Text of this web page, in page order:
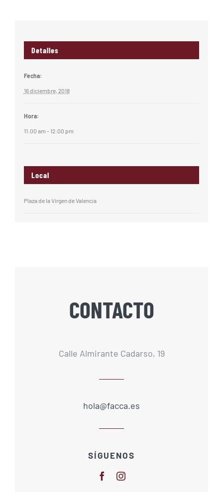
Detalles
Fecha:
16 diciembre, 2018
Hora:
11:00 am - 12:00 pm
Local
Plaza de la Virgen de Valencia
CONTACTO
Calle Almirante Cadarso, 19
hola@facca.es
SÍGUENOS